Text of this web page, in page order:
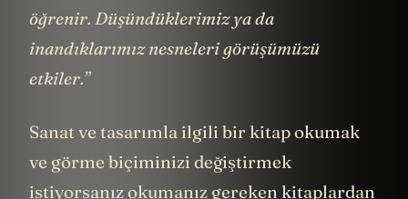
öğrenir. Düşündüklerimiz ya da
inandıklarımız nesneleri görüşümüzü
etkiler.”
Sanat ve tasarımla ilgili bir kitap okumak
ve görme biçiminizi değiştirmek
istiyorsanız okumanız gereken kitaplardan